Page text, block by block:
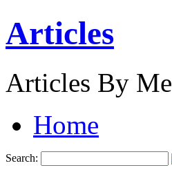
Articles
Articles By Me
Home
Search: